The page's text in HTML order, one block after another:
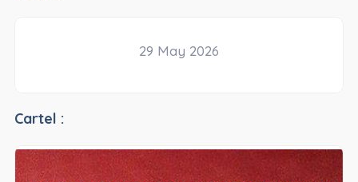
29 May 2026
Cartel :